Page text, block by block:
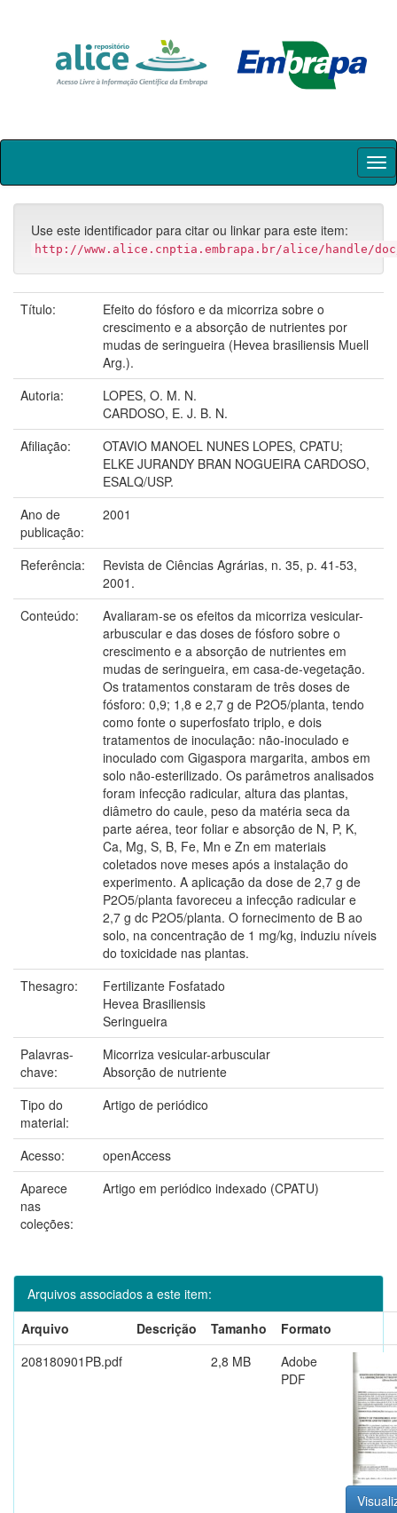
Skip
Use este identificador para citar ou linkar para este item:
http://www.alice.cnptia.embrapa.br/alice/handle/
Título:
Efeito do fósforo e da micorriza sobre o
crescimento e a absorção de nutrientes por
mudas de seringueira (Hevea brasiliensis Muell
Arg.).
Autoria:
LOPES, O. M. N.
CARDOSO, E. J. B. N.
Afiliação:
OTAVIO MANOEL NUNES LOPES, CPATU;
ELKE JURANDY BRAN NOGUEIRA CARDOSO,
ESALQ/USP.
Ano de
publicação:
2001
Referência:
Revista de Ciências Agrárias, n. 35, p. 41-53,
2001.
Conteúdo:
Avaliaram-se os efeitos da micorriza vesicular-
arbuscular e das doses de fósforo sobre o
crescimento e a absorção de nutrientes em
mudas de seringueira, em casa-de-vegetação.
Os tratamentos constaram de três doses de
fósforo: 0,9; 1,8 e 2,7 g de P2O5/planta, tendo
como fonte o superfosfato triplo, e dois
tratamentos de inoculação: não-inoculado e
inoculado com Gigaspora margarita, ambos em
solo não-esterilizado. Os parâmetros analisados
foram infecção radicular, altura das plantas,
diâmetro do caule, peso da matéria seca da
parte aérea, teor foliar e absorção de N, P, K,
Ca, Mg, S, B, Fe, Mn e Zn em materiais
coletados nove meses após a instalação do
experimento. A aplicação da dose de 2,7 g de
P2O5/planta favoreceu a infecção radicular e
2,7 g dc P2O5/planta. O fornecimento de B ao
solo, na concentração de 1 mg/kg, induziu níveis
do toxicidade nas plantas.
Thesagro:
Fertilizante Fosfatado
Hevea Brasiliensis
Seringueira
Palavras-
chave:
Micorriza vesicular-arbuscular
Absorção de nutriente
Tipo do
material:
Artigo de periódico
Acesso:
openAccess
Aparece
nas
coleções:
Artigo em periódico indexado (CPATU)
Arquivos associados a este item:
Arquivo
Descrição Tamanho
Formato
208180901PB.pdf
2,8 MB
Adobe
PDF